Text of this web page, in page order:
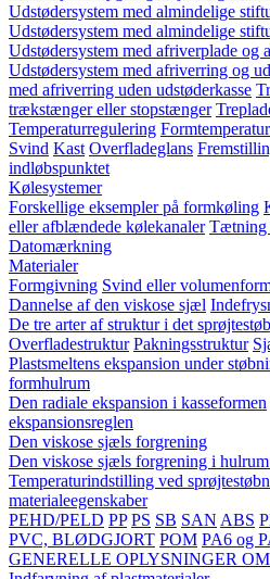
Udstødersystem med almindelige
Udstødersystem med almindelige
Udstødersystem med afriverplade og
Udstødersystem med afriverring og
med afriverring uden udstøderkasse
trækstænger eller stopstænger
Temperaturregulering
Svind Kast Overfladeglans
indløbspunktet
Kølesystemer
Forskellige eksempler på formkøling
eller afblændede kølekanaler Tætning
Datomærkning
Materialer
Formgivning Svind eller
Dannelse af den viskose sjæl
De tre arter af struktur i det
Overfladestruktur Pakningsstruktur
Plastsmeltens ekspansion under
formhulrum
Den radiale ekspansion i kasseformen
ekspansionsreglen
Den viskose sjæls forgrening
Den viskose sjæls forgrening i
Temperaturindstilling ved
materialeegenskaber
PEHD/PELD PP PS SB SAN ABS
PVC, BLØDGJORT POM PA6 og
GENERELLE OPLYSNINGER